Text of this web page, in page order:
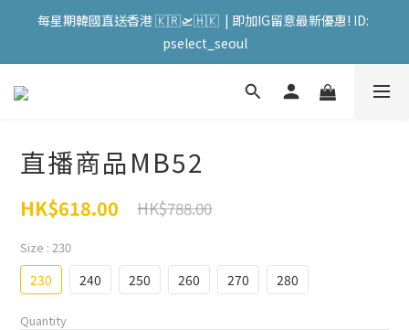
會員購物滿HKD599寄送 順豐站 / 順便智能櫃 免運費! (果汁/韓國
被/直播商品除外) | FACEBOOK: PATC遊走泡菜國
每星期韓國直送香港 🇰🇷🛫🇭🇰  | 即加IG留意最新優惠! ID:
pselect_seoul
會員購物滿HKD599寄送 順豐站 / 順便智能櫃 免運費! (果汁/韓國
直播商品MB52
HK$618.00 HK$788.00
Size : 230
230 240 250 260 270 280
Quantity